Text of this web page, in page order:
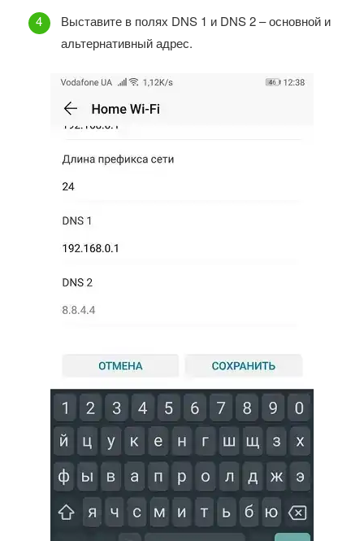
Выставите в полях DNS 1 и DNS 2 – основной и
альтернативный адрес.